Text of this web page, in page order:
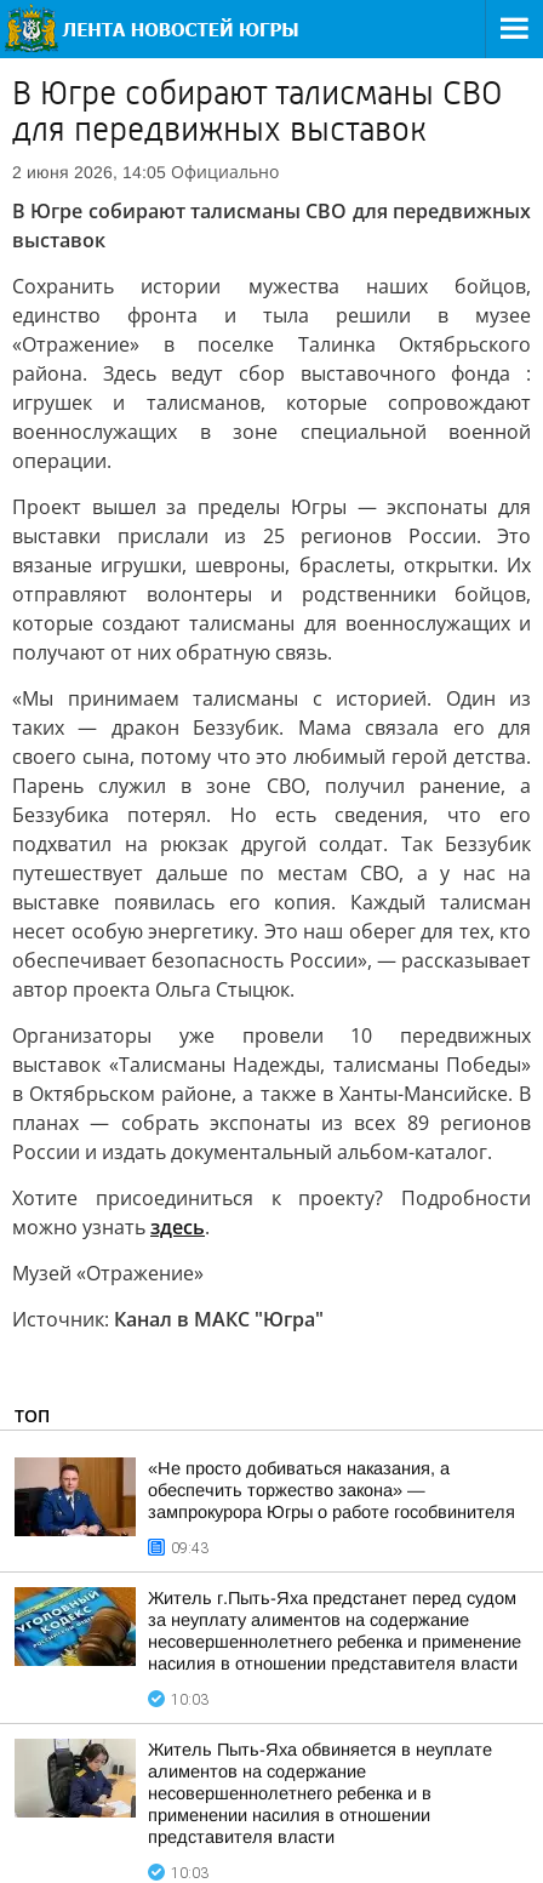
В Югре собирают талисманы СВО
для передвижных выставок
2 июня 2026, 14:05 Официально
В Югре собирают талисманы СВО для передвижных
выставок
Сохранить истории мужества наших бойцов,
единство фронта и тыла решили в музее
«Отражение» в поселке Талинка Октябрьского
района. Здесь ведут сбор выставочного фонда :
игрушек и талисманов, которые сопровождают
военнослужащих в зоне специальной военной
операции.
Проект вышел за пределы Югры — экспонаты для
выставки прислали из 25 регионов России. Это
вязаные игрушки, шевроны, браслеты, открытки. Их
отправляют волонтеры и родственники бойцов,
которые создают талисманы для военнослужащих и
получают от них обратную связь.
«Мы принимаем талисманы с историей. Один из
таких — дракон Беззубик. Мама связала его для
своего сына, потому что это любимый герой детства.
Парень служил в зоне СВО, получил ранение, а
Беззубика потерял. Но есть сведения, что его
подхватил на рюкзак другой солдат. Так Беззубик
путешествует дальше по местам СВО, а у нас на
выставке появилась его копия. Каждый талисман
несет особую энергетику. Это наш оберег для тех, кто
обеспечивает безопасность России», — рассказывает
автор проекта Ольга Стыцюк.
Организаторы уже провели 10 передвижных
выставок «Талисманы Надежды, талисманы Победы»
в Октябрьском районе, а также в Ханты-Мансийске. В
планах — собрать экспонаты из всех 89 регионов
России и издать документальный альбом-каталог.
Хотите присоединиться к проекту? Подробности
можно узнатьздесь.
Музей «Отражение»
Источник: Канал в МАКС "Югра"
ТОП
«Не просто добиваться наказания, а
обеспечить торжество закона» —
зампрокурора Югры о работе гособвинителя
09:43
Житель г.Пыть-Яха предстанет перед судом
за неуплату алиментов на содержание
несовершеннолетнего ребенка и применение
насилия в отношении представителя власти
10:03
Житель Пыть-Яха обвиняется в неуплате
алиментов на содержание
несовершеннолетнего ребенка и в
применении насилия в отношении
представителя власти
10:03